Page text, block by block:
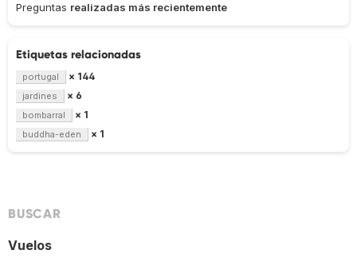
Preguntas realizadas más recientemente
Etiquetas relacionadas
portugal × 144
jardines × 6
bombarral × 1
buddha-eden × 1
BUSCAR
Vuelos